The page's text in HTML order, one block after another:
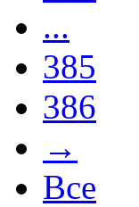
...
385
386
→
Все